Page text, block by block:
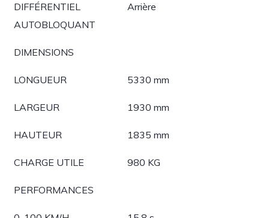
DIFFÉRENTIEL
AUTOBLOQUANT
Arrière
DIMENSIONS
LONGUEUR 5330 mm
LARGEUR 1930 mm
HAUTEUR 1835 mm
CHARGE UTILE 980 KG
PERFORMANCES